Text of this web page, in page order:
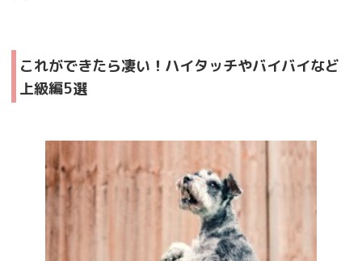
これができたら凄い！ハイタッチやバイバイなど
上級編5選